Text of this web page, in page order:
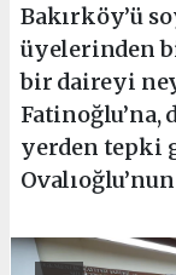
Bakırköy’ü
üyelerinden
bir daireyi
yerden tepki